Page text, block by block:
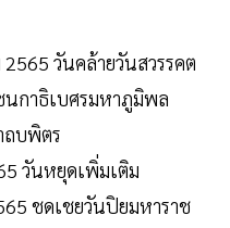
วันคล้ายวันสวรรคต
กาธิเบศรมหาภูมิพล
ถบพิตร
วันหยุดเพิ่มเติม
ชดเชยวันปิยมหาราช